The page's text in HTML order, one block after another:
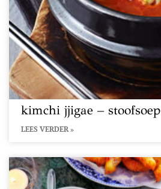
kimchi jjigae – stoofsoep
LEES VERDER »